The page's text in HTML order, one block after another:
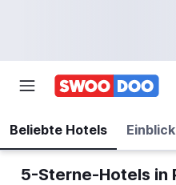
Beliebte Hotels
5-Sterne-Hotels in